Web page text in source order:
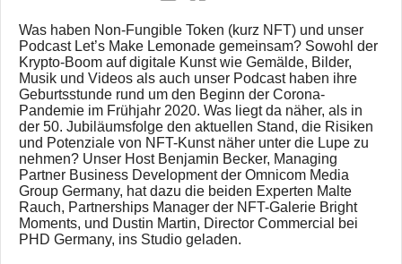
Was haben Non-Fungible Token (kurz NFT) und unser
Podcast Let’s Make Lemonade gemeinsam? Sowohl der
Krypto-Boom auf digitale Kunst wie Gemälde, Bilder,
Musik und Videos als auch unser Podcast haben ihre
Geburtsstunde rund um den Beginn der Corona-
Pandemie im Frühjahr 2020. Was liegt da näher, als in
der 50. Jubiläumsfolge den aktuellen Stand, die Risiken
und Potenziale von NFT-Kunst näher unter die Lupe zu
nehmen? Unser Host Benjamin Becker, Managing
Partner Business Development der Omnicom Media
Group Germany, hat dazu die beiden Experten Malte
Rauch, Partnerships Manager der NFT-Galerie Bright
Moments, und Dustin Martin, Director Commercial bei
PHD Germany, ins Studio geladen.